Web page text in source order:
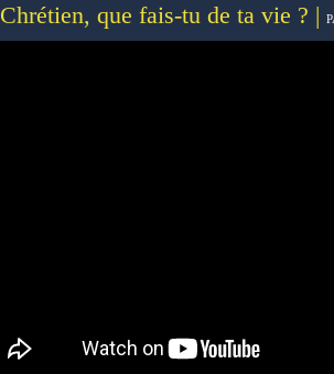
Chrétien, que fais-tu de ta vie ? |